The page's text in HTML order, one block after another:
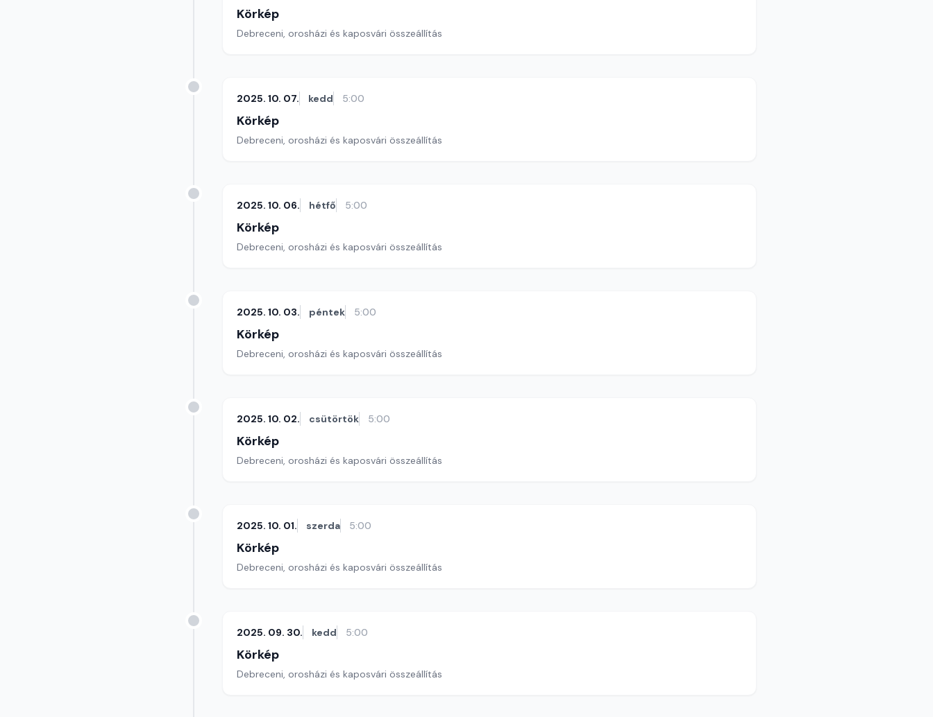
Körkép
Debreceni, orosházi és kaposvári összeállítás
2025. 10. 07. kedd 5:00
Körkép
Debreceni, orosházi és kaposvári összeállítás
2025. 10. 06. hétfő 5:00
Körkép
Debreceni, orosházi és kaposvári összeállítás
2025. 10. 03. péntek 5:00
Körkép
Debreceni, orosházi és kaposvári összeállítás
2025. 10. 02. csütörtök 5:00
Körkép
Debreceni, orosházi és kaposvári összeállítás
2025. 10. 01. szerda 5:00
Körkép
Debreceni, orosházi és kaposvári összeállítás
2025. 09. 30. kedd 5:00
Körkép
Debreceni, orosházi és kaposvári összeállítás